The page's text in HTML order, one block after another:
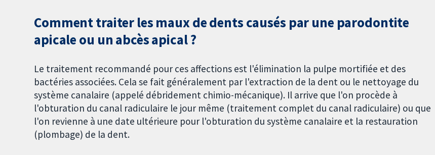
Comment traiter les maux de dents causés par une parodontite
apicale ou un abcès apical ?
Le traitement recommandé pour ces affections est l'élimination la pulpe mortifiée et des
bactéries associées. Cela se fait généralement par l'extraction de la dent ou le nettoyage du
système canalaire (appelé débridement chimio-mécanique). Il arrive que l'on procède à
l'obturation du canal radiculaire le jour même (traitement complet du canal radiculaire) ou que
l'on revienne à une date ultérieure pour l'obturation du système canalaire et la restauration
(plombage) de la dent.